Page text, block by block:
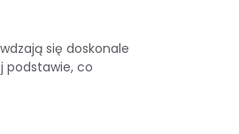
się doskonale
podstawie, co